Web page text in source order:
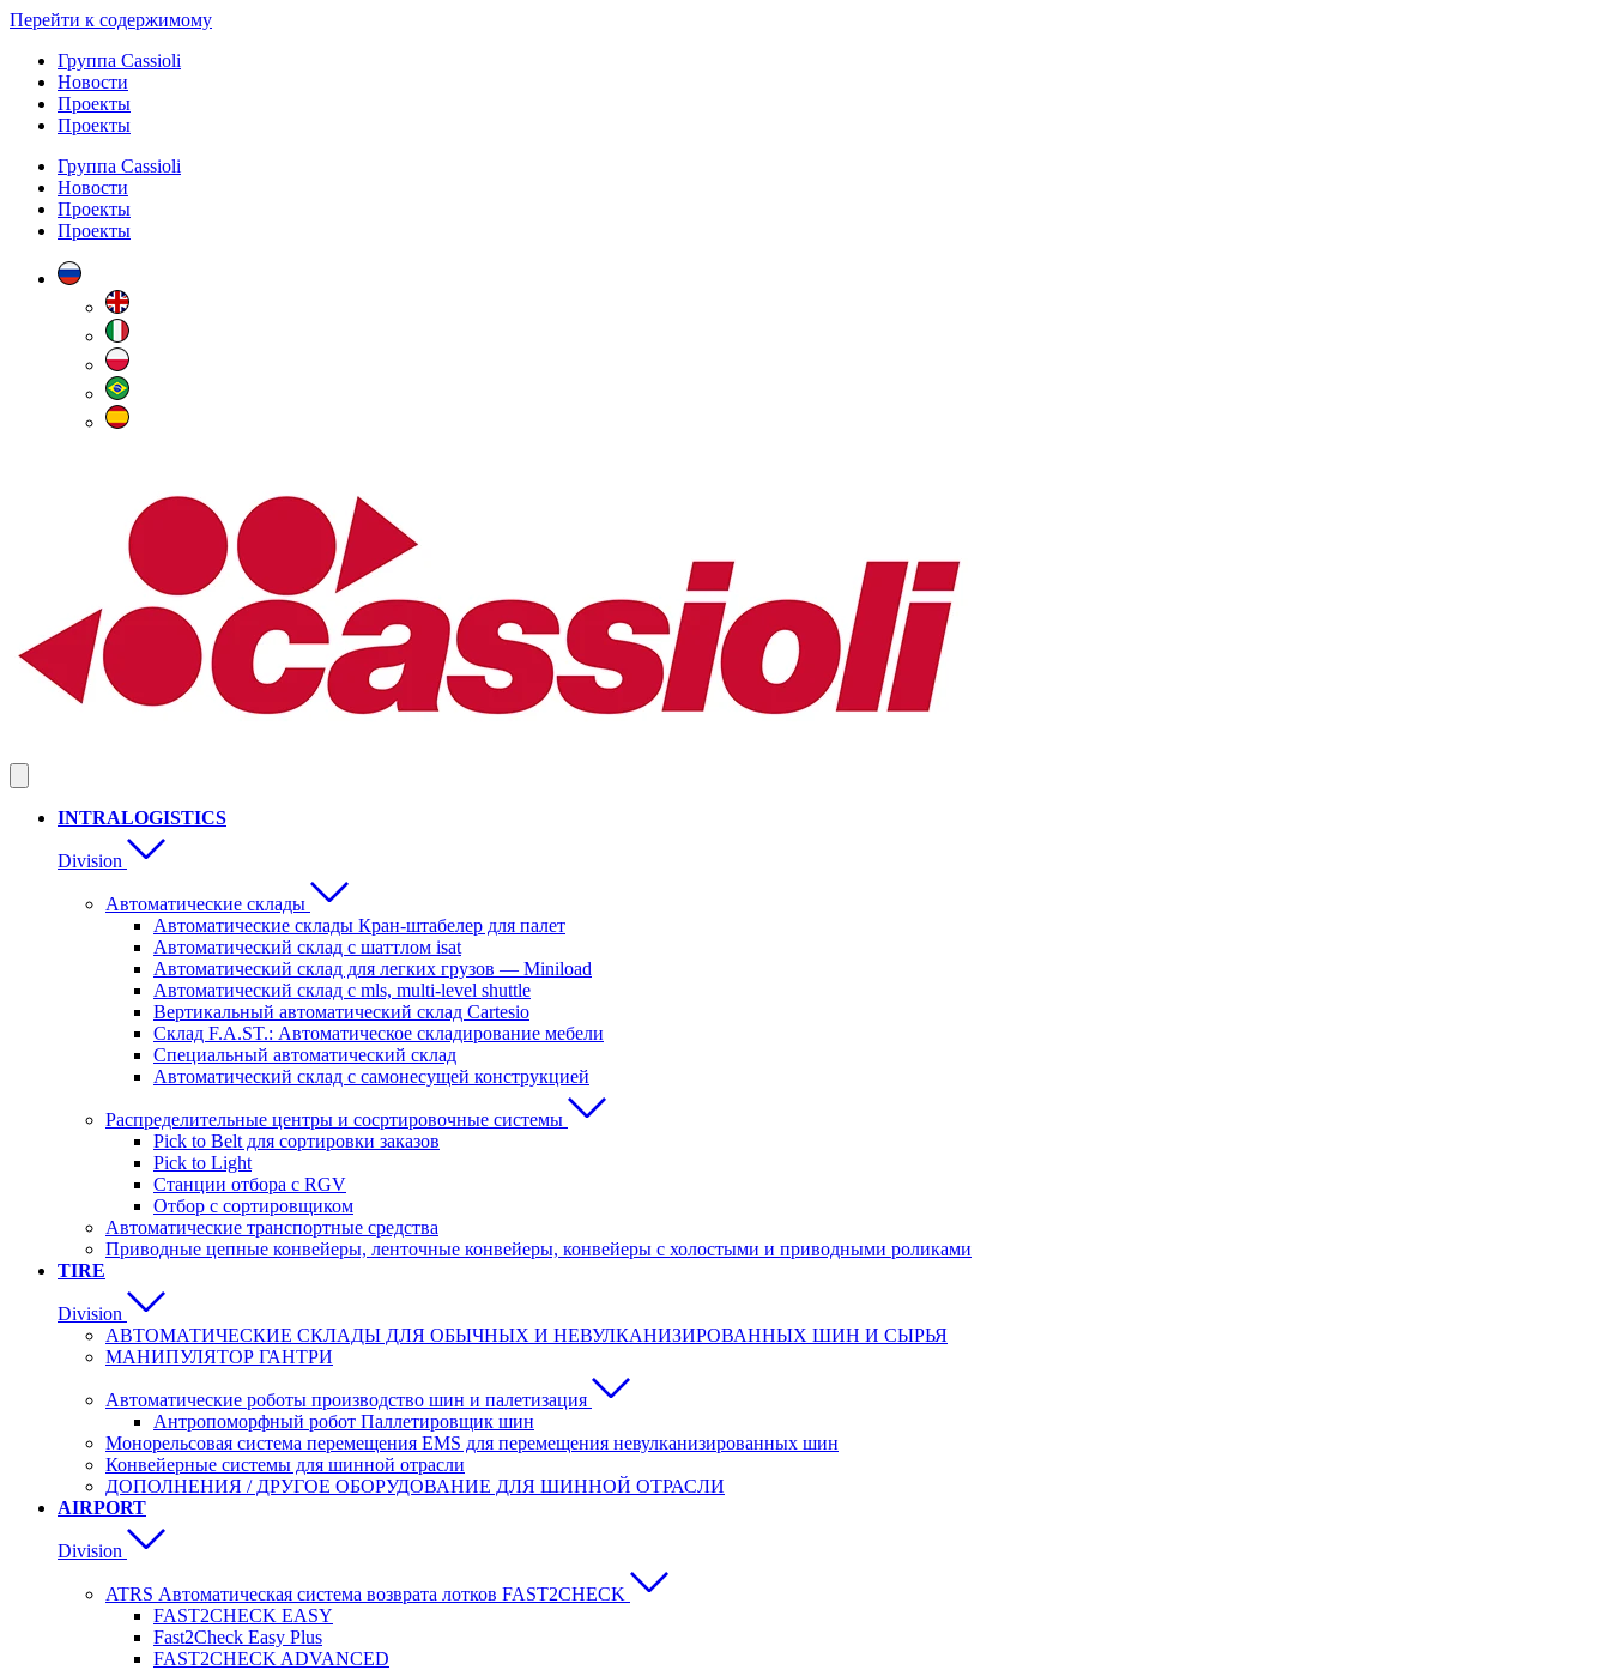
Перейти к содержимому
Группа Cassioli
Новости
Проекты
Проекты
Группа Cassioli
Новости
Проекты
Проекты
INTRALOGISTICS
Division
Автоматические склады
Автоматические склады Кран-штабелер для палет
Автоматический склад с шаттлом isat
Автоматический склад для легких грузов — Miniload
Aвтоматический склад с mls, multi-level shuttle
Вертикальный автоматический склад Cartesio
Склад F.A.ST.: Автоматическое складирование мебели
Специальный автоматический склад
Автоматический склад с самонесущей конструкцией
Распределительные центры и сосртировочные системы
Pick to Belt для сортировки заказов
Pick to Light
Станции отбора с RGV
Отбор с сортировщиком
Автоматические транспортные средства
Приводные цепные конвейеры, ленточные конвейеры, конвейеры с холостыми и приводными роликами
TIRE
Division
АВТОМАТИЧЕСКИЕ СКЛАДЫ ДЛЯ ОБЫЧНЫХ И НЕВУЛКАНИЗИРОВАННЫХ ШИН И СЫРЬЯ
MАНИПУЛЯТОР ГАНТРИ
Автоматические роботы производство шин и палетизация
Антропоморфный робот Паллетировщик шин
Монорельсовая система перемещения EMS для перемещения невулканизированных шин
Конвейерные системы для шинной отрасли
ДОПОЛНЕНИЯ / ДРУГОЕ ОБОРУДОВАНИЕ ДЛЯ ШИННОЙ ОТРАСЛИ
AIRPORT
Division
ATRS Автоматическая система возврата лотков FAST2CHECK
FAST2CHECK EASY
Fast2Check Easy Plus
FAST2CHECK ADVANCED